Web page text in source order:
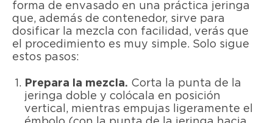
forma de envasado en una práctica jeringa
que, además de contenedor, sirve para
dosificar la mezcla con facilidad, verás que
el procedimiento es muy simple. Solo sigue
estos pasos:
Prepara la mezcla. Corta la punta de la
jeringa doble y colócala en posición
vertical, mientras empujas ligeramente el